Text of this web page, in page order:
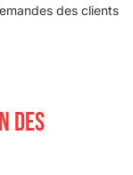
des clients
DES